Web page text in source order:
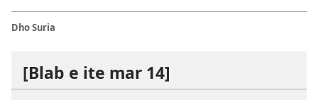
Dho Suria
[Blab e ite mar 14]